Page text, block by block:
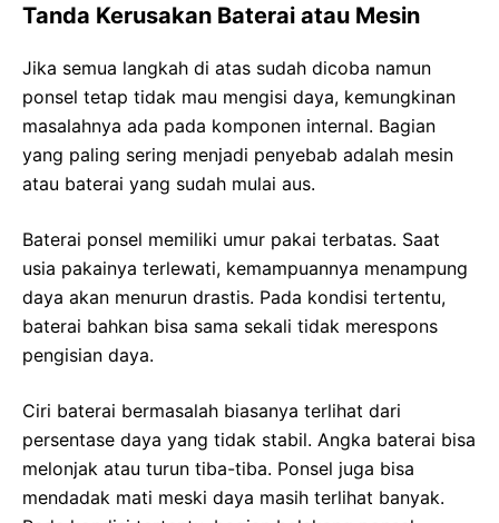
Tanda Kerusakan Baterai atau Mesin
Jika semua langkah di atas sudah dicoba namun
ponsel tetap tidak mau mengisi daya, kemungkinan
masalahnya ada pada komponen internal. Bagian
yang paling sering menjadi penyebab adalah mesin
atau baterai yang sudah mulai aus.
Baterai ponsel memiliki umur pakai terbatas. Saat
usia pakainya terlewati, kemampuannya menampung
daya akan menurun drastis. Pada kondisi tertentu,
baterai bahkan bisa sama sekali tidak merespons
pengisian daya.
Ciri baterai bermasalah biasanya terlihat dari
persentase daya yang tidak stabil. Angka baterai bisa
melonjak atau turun tiba-tiba. Ponsel juga bisa
mendadak mati meski daya masih terlihat banyak.